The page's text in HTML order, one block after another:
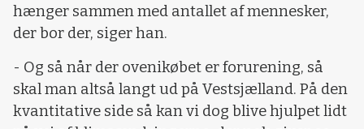
hænger sammen med antallet af mennesker,
der bor der, siger han.
- Og så når der ovenikøbet er forurening, så
skal man altså langt ud på Vestsjælland. På den
kvantitative side så kan vi dog blive hjulpet lidt